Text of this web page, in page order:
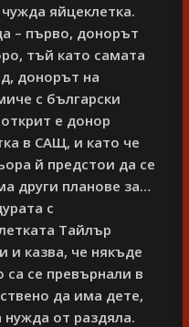
яйцеклетка.
– първо, донорът
тъй като самата
донорът на
с български
е донор
в САЩ, и като че
й предстои да се
други планове за…
с
Тайлър
и казва, че някъде
са се превърнали в
да има дете,
нужда от раздяла.